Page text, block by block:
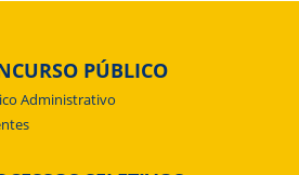
PÚBLICO
Administrativo